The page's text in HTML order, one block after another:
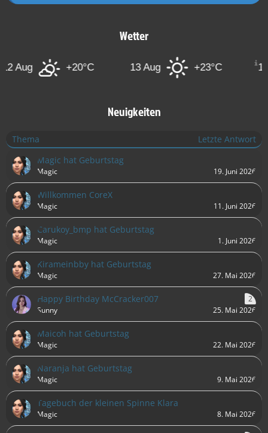
Wetter
+20°C 13 Aug +23°C 14 Aug
Neuigkeiten
Thema
Letzte Antwort
Magic hat Geburtstag
Magic 19. Juni 2026
Willkommen CoreX
Magic 11. Juni 2026
Carukoy_bmp hat Geburtstag
Magic 1. Juni 2026
Kirameinbby hat Geburtstag
Magic 27. Mai 2026
Happy Birthday McCracker007
2
Sunny
25. Mai 2026
Maicoh hat Geburtstag
Magic 22. Mai 2026
Naranja hat Geburtstag
Magic 9. Mai 2026
Tagebuch der kleinen Spinne Klara
Magic 8. Mai 2026